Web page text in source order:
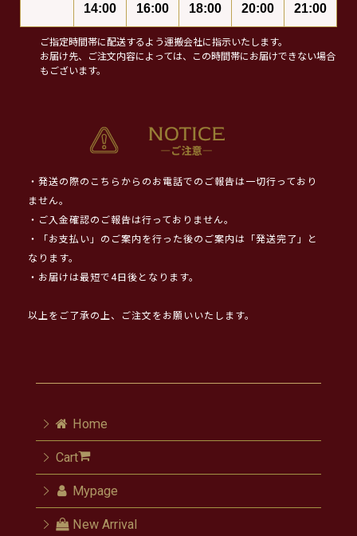
14:00
16:00
18:00
20:00
21:00
ご指定時間帯に配送するよう運搬会社に指示いたします。
お届け先、ご注文内容によっては、この時間帯にお届けできない場合
もございます。
・発送の際のこちらからのお電話でのご報告は一切行っており
ません。
・ご入金確認のご報告は行っておりません。
・「お支払い」のご案内を行った後のご案内は「発送完了」と
なります。
・お届けは最短で4日後となります。
以上をご了承の上、ご注文をお願いいたします。
Home
Cart
Mypage
New Arrival